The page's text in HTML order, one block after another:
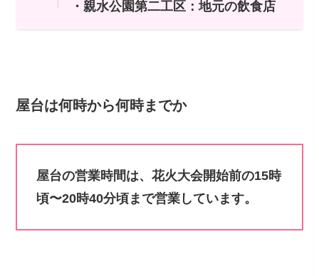
・親水公園第二工区：地元の飲食店
屋台は何時から何時までか
屋台の営業時間は、花火大会開始前の15時
頃〜20時40分頃まで営業しています。